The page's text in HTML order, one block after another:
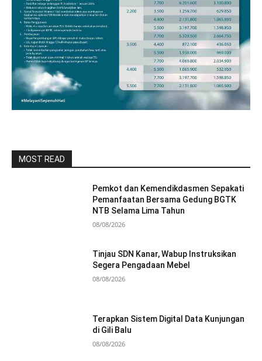
MOST READ
Pemkot dan Kemendikdasmen Sepakati
Pemanfaatan Bersama Gedung BGTK
NTB Selama Lima Tahun
08/08/2026
Tinjau SDN Kanar, Wabup Instruksikan
Segera Pengadaan Mebel
08/08/2026
Terapkan Sistem Digital Data Kunjungan
di Gili Balu
08/08/2026